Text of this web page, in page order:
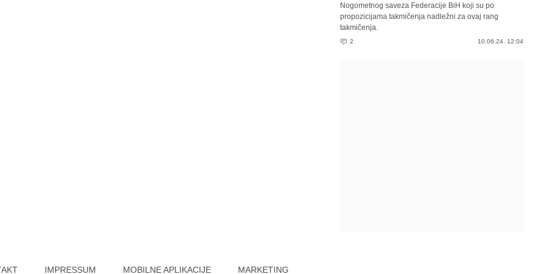
Nogometnog saveza Federacije BiH koji su po
propozicijama takmičenja nadležni za ovaj rang
takmičenja.
2 10.06.24. 12:04
IMPRESSUM MOBILNE APLIKACIJE MARKETING